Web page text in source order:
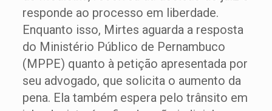
responde ao processo em liberdade.
Enquanto isso, Mirtes aguarda a resposta
do Ministério Público de Pernambuco
(MPPE) quanto à petição apresentada por
seu advogado, que solicita o aumento da
pena. Ela também espera pelo trânsito em